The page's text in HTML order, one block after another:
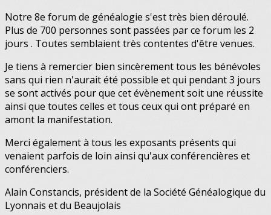
Notre 8e forum de généalogie s'est très bien déroulé.
Plus de 700 personnes sont passées par ce forum les 2
jours . Toutes semblaient très contentes d'être venues.
Je tiens à remercier bien sincèrement tous les bénévoles
sans qui rien n'aurait été possible et qui pendant 3 jours
se sont activés pour que cet évènement soit une réussite
ainsi que toutes celles et tous ceux qui ont préparé en
amont la manifestation.
Merci également à tous les exposants présents qui
venaient parfois de loin ainsi qu'aux conférencières et
conférenciers.
Alain Constancis, président de la Société Généalogique du
Lyonnais et du Beaujolais